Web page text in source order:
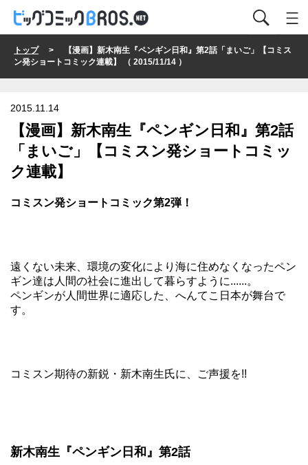
トップ> 【漫画】新木南生『ペンギン日和』第2話「まいご」【コミス
ン発ショートコミック連載】 （ 2015/11/14 ）
2015.11.14
【漫画】新木南生『ペンギン日和』第2話
「まいご」【コミスン発ショートコミッ
ク連載】
コミスン発ショートコミック第2弾！
遠くない未来、環境の変化により海に住めなくなったペン
ギン達は人間の社会に進出して暮らすように......。
ペンギンが人間世界に適応した、へんてこ日本が舞台で
す。
コミスン期待の新鋭・新木南生氏に、ご声援を!!
新木南生『ペンギン日和』第2話